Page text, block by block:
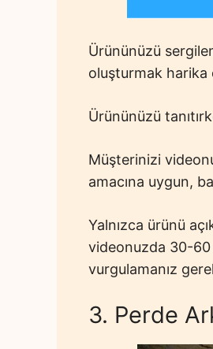
Ürününüzü
oluşturmak harika
Ürününüzü
Müşterinizi
amacına uygun,
Yalnızca ürünü
videonuzda 30-
vurgulamanız
3. Perde